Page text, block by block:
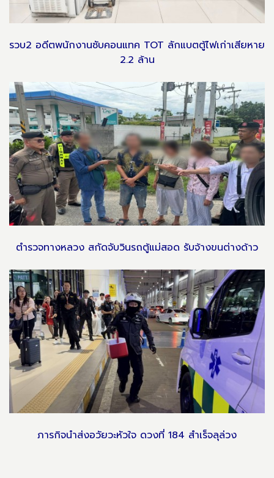
รวบ2 อดีตพนักงานซับคอนแทค TOT ลักแบตตู้ไฟเก่าเสียหาย
2.2 ล้าน
ตำรวจทางหลวง สกัดจับวินรถตู้แม่สอด รับจ้างขนต่างด้าว
ภารกิจนำส่งอวัยวะหัวใจ ดวงที่ 184 สำเร็จลุล่วง